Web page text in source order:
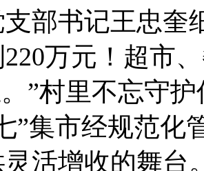
部书记王忠奎
万元！超市
。”村里不忘守
”集市经规范化
活增收的舞台